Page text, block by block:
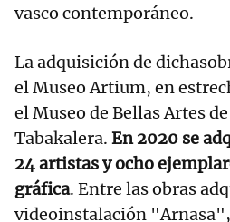
vasco contemporáneo.
La adquisición de
el Museo Artium, en
el Museo de Bellas Artes
Tabakalera. En 2020 se
24 artistas y ocho
gráfica. Entre las obras
videoinstalación